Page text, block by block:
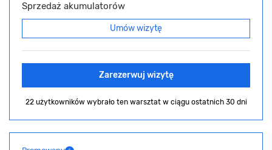
Sprzedaż akumulatorów
Umów wizytę
Zarezerwuj wizytę
22 użytkowników wybrało ten warsztat w ciągu ostatnich 30 dni